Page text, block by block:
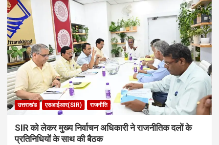
उत्तराखंड एसआईआर(SIR) राजनीति
SIR को लेकर मुख्य निर्वाचन अधिकारी ने राजनीतिक दलों के
प्रतिनिधियों के साथ की बैठक